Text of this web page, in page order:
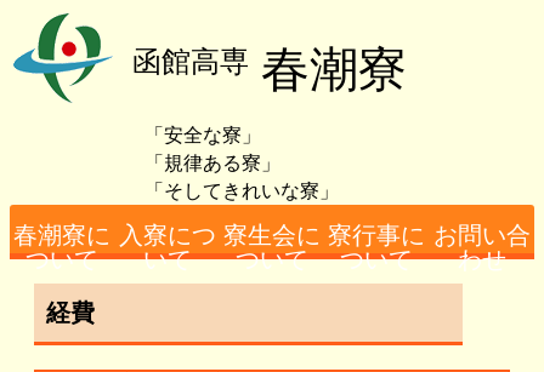
函館高専 春潮寮
「安全な寮」
「規律ある寮」
「そしてきれいな寮」
春潮寮に
ついて
寮務主事あいさつ
寮の概要
入寮者数
設備（男子）につ
いて
設備（女子）につ
いて
寮生の日課につい
て
入寮につ
いて
寮生会に
ついて
寮行事に
ついて
お問い合
わせ
経費